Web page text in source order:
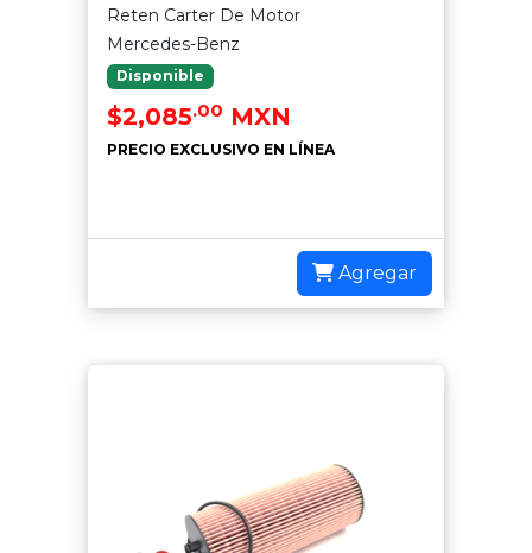
Reten Carter De Motor
Mercedes-Benz
Disponible
$2,085.00 MXN
PRECIO EXCLUSIVO EN LÍNEA
Agregar